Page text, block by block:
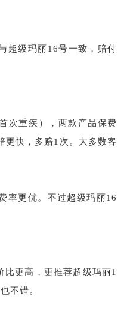
超级玛丽16号一致，赔付
次重疾），两款产品保费
更快，多赔1次。大多数客
率更优。不过超级玛丽16
比更高，更推荐超级玛丽1
不错。